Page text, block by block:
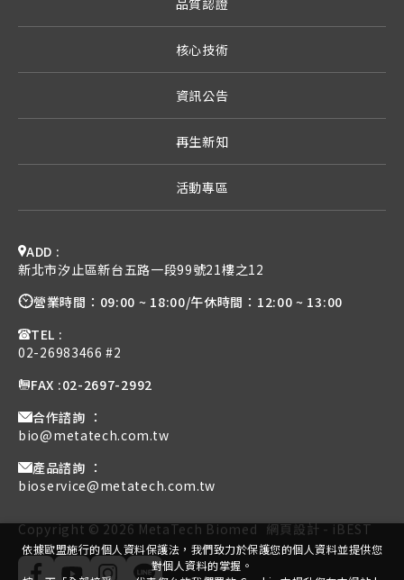
核心技術
資訊公告
再生新知
活動專區
ADD :
新北市汐止區新台五路一段99號21樓之12
營業時間： 09:00 ~ 18:00/午休時間： 12:00 ~ 13:00
TEL :
02-26983466 #2
FAX :02-2697-2992
合作諮詢 ：
bio@metatech.com.tw
產品諮詢 ：
bioservice@metatech.com.tw
Copyright ©2026MetaTech Biomed 網頁設計-iBEST
依據歐盟施行的個人資料保護法，我們致力於保護您的個人資料並提供您
對個人資料的掌握。